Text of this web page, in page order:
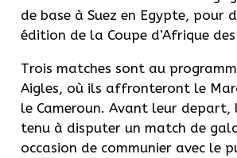
de base à Suez en Egypte, pour
édition de la Coupe d’Afrique
Trois matches sont au
Aigles, où ils affronteront le
le Cameroun. Avant leur depart,
tenu à disputer un match de
occasion de communier avec le